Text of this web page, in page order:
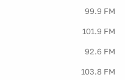
99.9 FM
101.9 FM
92.6 FM
103.8 FM